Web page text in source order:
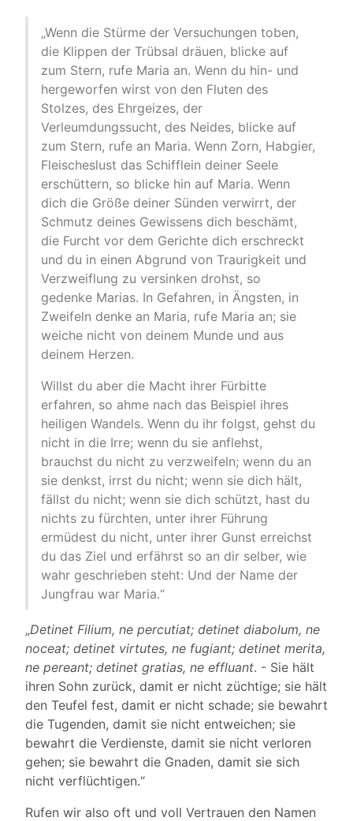
„Wenn die Stürme der Versuchungen toben,
die Klippen der Trübsal dräuen, blicke auf
zum Stern, rufe Maria an. Wenn du hin- und
hergeworfen wirst von den Fluten des
Stolzes, des Ehrgeizes, der
Verleumdungssucht, des Neides, blicke auf
zum Stern, rufe an Maria. Wenn Zorn, Habgier,
Fleischeslust das Schifflein deiner Seele
erschüttern, so blicke hin auf Maria. Wenn
dich die Größe deiner Sünden verwirrt, der
Schmutz deines Gewissens dich beschämt,
die Furcht vor dem Gerichte dich erschreckt
und du in einen Abgrund von Traurigkeit und
Verzweiflung zu versinken drohst, so
gedenke Marias. In Gefahren, in Ängsten, in
Zweifeln denke an Maria, rufe Maria an; sie
weiche nicht von deinem Munde und aus
deinem Herzen.
Willst du aber die Macht ihrer Fürbitte
erfahren, so ahme nach das Beispiel ihres
heiligen Wandels. Wenn du ihr folgst, gehst du
nicht in die Irre; wenn du sie anflehst,
brauchst du nicht zu verzweifeln; wenn du an
sie denkst, irrst du nicht; wenn sie dich hält,
fällst du nicht; wenn sie dich schützt, hast du
nichts zu fürchten, unter ihrer Führung
ermüdest du nicht, unter ihrer Gunst erreichst
du das Ziel und erfährst so an dir selber, wie
wahr geschrieben steht: Und der Name der
Jungfrau war Maria.“
„Detinet Filium, ne percutiat; detinet diabolum, ne
noceat; detinet virtutes, ne fugiant; detinet merita,
ne pereant; detinet gratias, ne effluant. - Sie hält
ihren Sohn zurück, damit er nicht züchtige; sie hält
den Teufel fest, damit er nicht schade; sie bewahrt
die Tugenden, damit sie nicht entweichen; sie
bewahrt die Verdienste, damit sie nicht verloren
gehen; sie bewahrt die Gnaden, damit sie sich
nicht verflüchtigen.“
Rufen wir also oft und voll Vertrauen den Namen